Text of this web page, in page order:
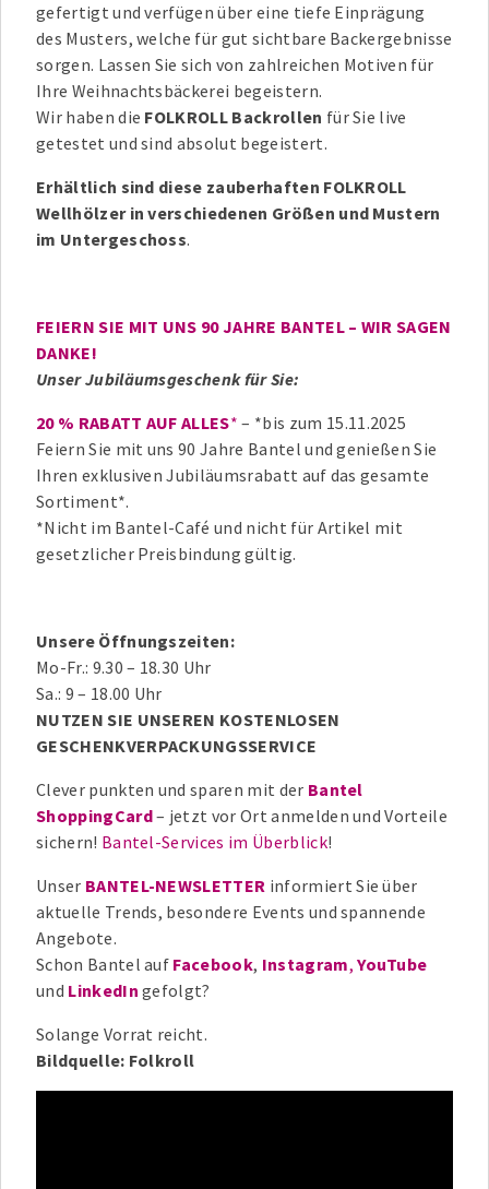
gefertigt und verfügen über eine tiefe Einprägung
des Musters, welche für gut sichtbare Backergebnisse
sorgen. Lassen Sie sich von zahlreichen Motiven für
Ihre Weihnachtsbäckerei begeistern.
Wir haben die FOLKROLL Backrollen für Sie live
getestet und sind absolut begeistert.
Erhältlich sind diese zauberhaften FOLKROLL
Wellhölzer in verschiedenen Größen und Mustern
im Untergeschoss.
FEIERN SIE MIT UNS 90 JAHRE BANTEL – WIR SAGEN
DANKE!
Unser Jubiläumsgeschenk für Sie:
20 % RABATT AUF ALLES* – *bis zum 15.11.2025
Feiern Sie mit uns 90 Jahre Bantel und genießen Sie
Ihren exklusiven Jubiläumsrabatt auf das gesamte
Sortiment*.
*Nicht im Bantel-Café und nicht für Artikel mit
gesetzlicher Preisbindung gültig.
Unsere Öffnungszeiten:
Mo-Fr.: 9.30 – 18.30 Uhr
Sa.: 9 – 18.00 Uhr
NUTZEN SIE UNSEREN KOSTENLOSEN
GESCHENKVERPACKUNGSSERVICE
Clever punkten und sparen mit der Bantel
ShoppingCard– jetzt vor Ort anmelden und Vorteile
sichern! Bantel-Services im Überblick!
Unser BANTEL-NEWSLETTER informiert Sie über
aktuelle Trends, besondere Events und spannende
Angebote.
Schon Bantel auf Facebook, Instagram,YouTube
und LinkedIn gefolgt?
Solange Vorrat reicht.
Bildquelle: Folkroll